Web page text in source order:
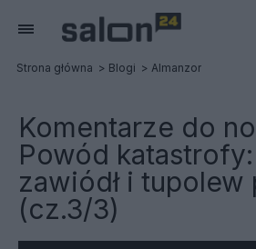
Strona główna Blogi Almanzor
Komentarze do
Powód
zawiódł i tupolew
(cz.3/3)